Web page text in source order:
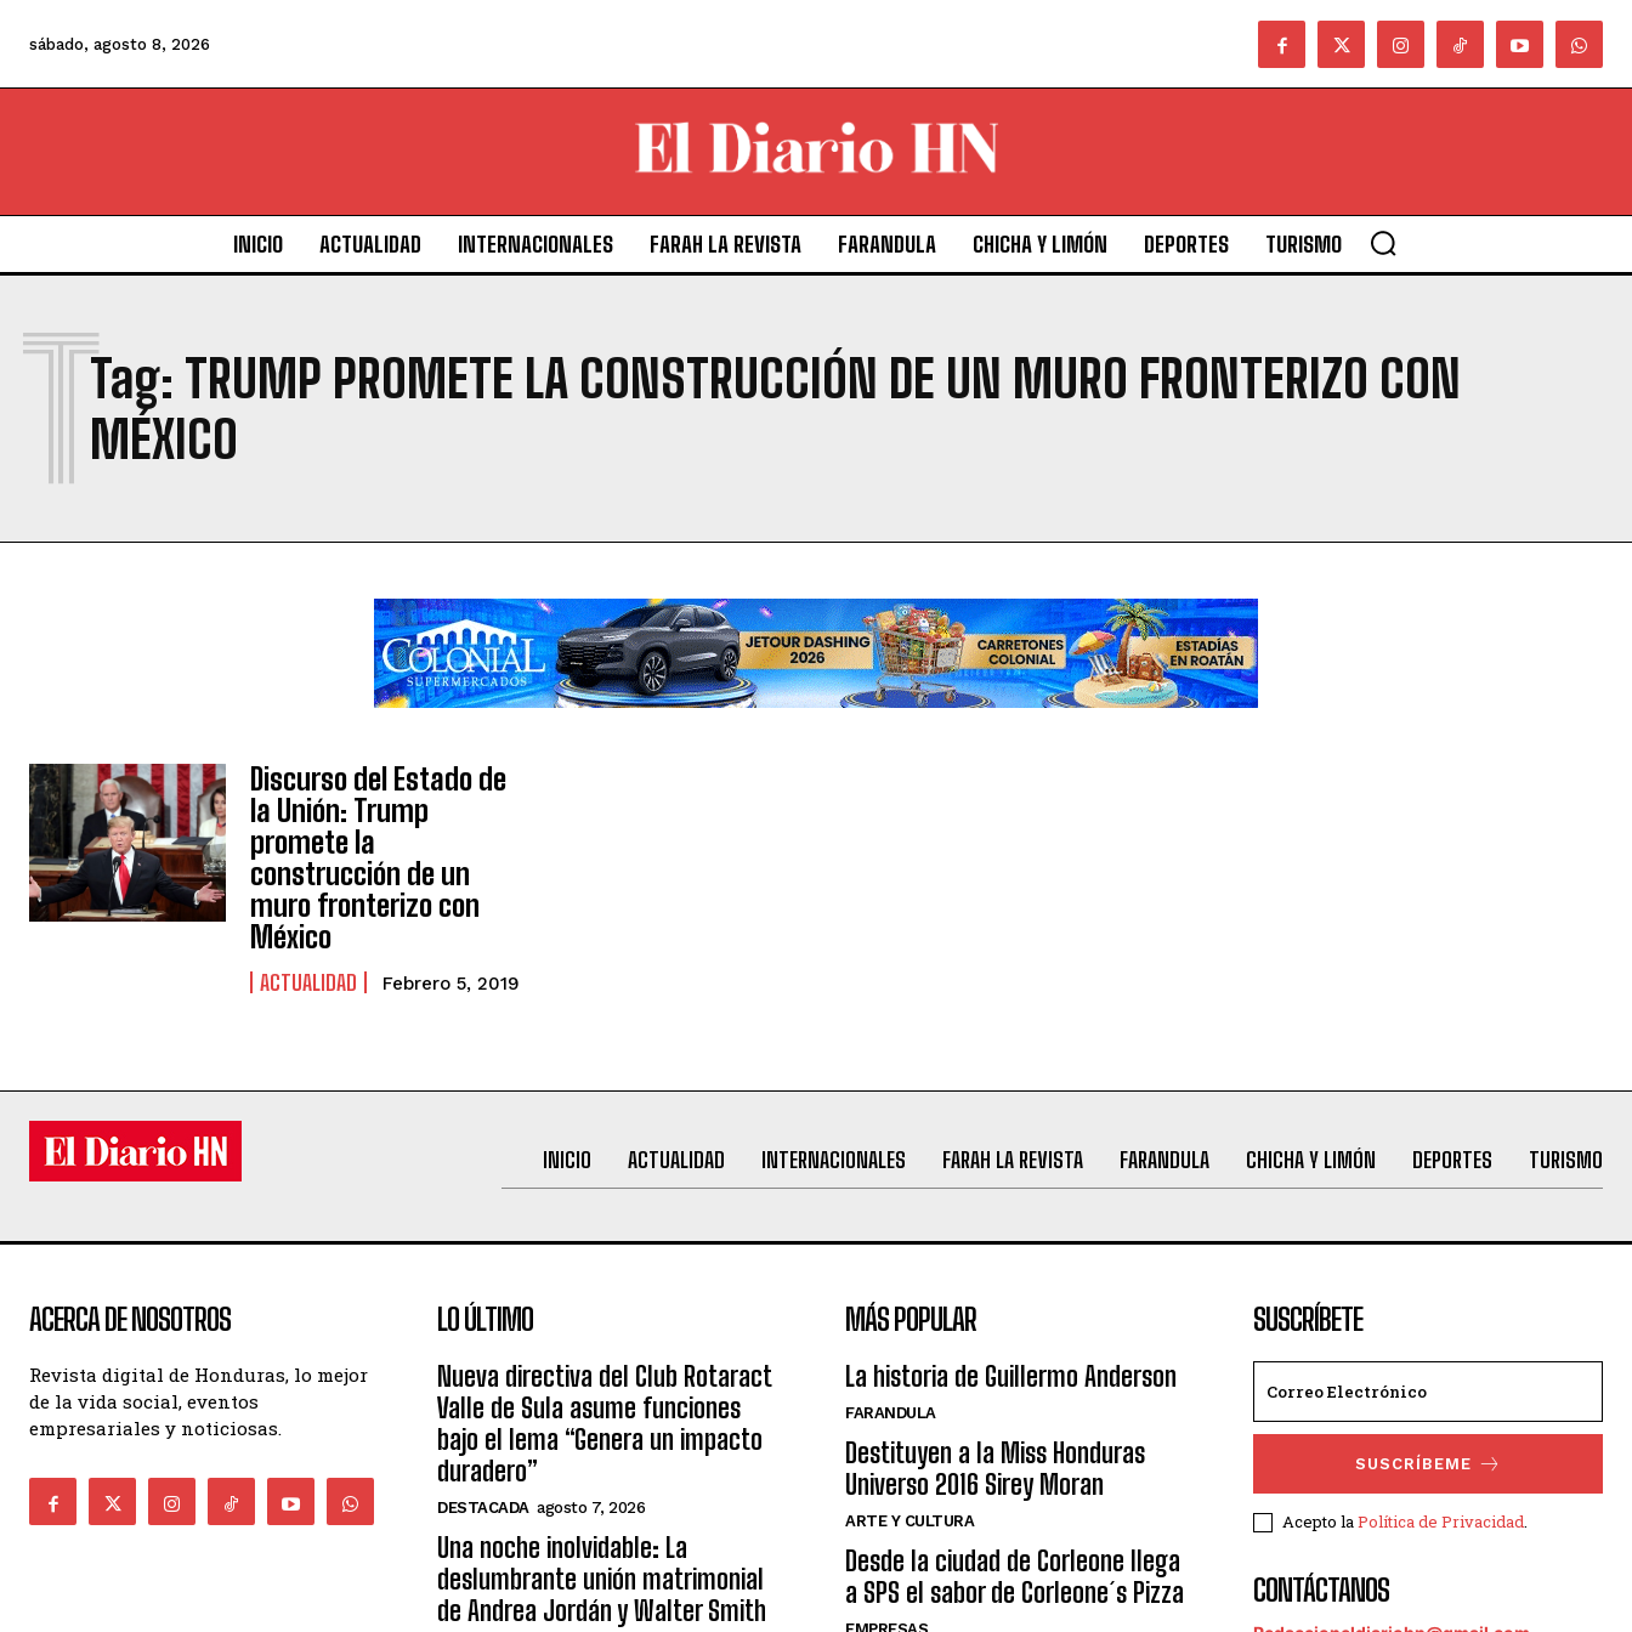
sábado, agosto 8, 2026
INICIO ACTUALIDAD INTERNACIONALES FARAH LA REVISTA FARANDULA CHICHA Y LIMÓN DEPORTES TURISMO
Tag: TRUMP PROMETE LA CONSTRUCCIÓN DE UN MURO FRONTERIZO CON
MÉXICO
T
Discurso del Estado de
la Unión: Trump
promete la
construcción de un
muro fronterizo con
México
ACTUALIDAD Febrero 5, 2019
INICIO ACTUALIDAD INTERNACIONALES FARAH LA REVISTA FARANDULA CHICHA Y LIMÓN DEPORTES TURISMO
ACERCA DE NOSOTROS
Revista digital de Honduras, lo mejor
de la vida social, eventos
empresariales y noticiosas.
LO ÚLTIMO
Nueva directiva del Club Rotaract
Valle de Sula asume funciones
bajo el lema “Genera un impacto
duradero”
DESTACADA agosto 7, 2026
Una noche inolvidable: La
deslumbrante unión matrimonial
de Andrea Jordán y Walter Smith
MÁS POPULAR
La historia de Guillermo Anderson
FARANDULA
Destituyen a la Miss Honduras
Universo 2016 Sirey Moran
ARTE Y CULTURA
Desde la ciudad de Corleone llega
a SPS el sabor de Corleone´s Pizza
SUSCRÍBETE
SUSCRÍBEME
Acepto laPolítica de Privacidad.
CONTÁCTANOS